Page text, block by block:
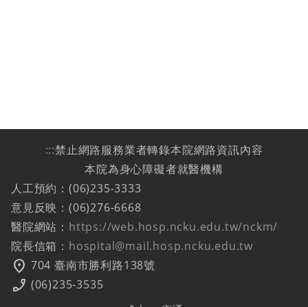
:::禁止網路服務業者轉錄本院網路資訊內容
本院為身心障礙者就醫機構
人工預約：(06)235-3333
意見反映：(06)276-6668
醫院網站： https://web.hosp.ncku.edu.tw/nckm/
院長信箱： hospital@mail.hosp.ncku.edu.tw
location_on 704 臺南市勝利路138號
phone_enabled (06)235-3535